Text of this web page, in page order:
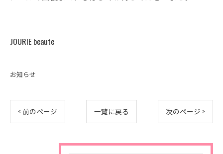
JOURIE beaute
お知らせ
< 前のページ 一覧に戻る 次のページ >